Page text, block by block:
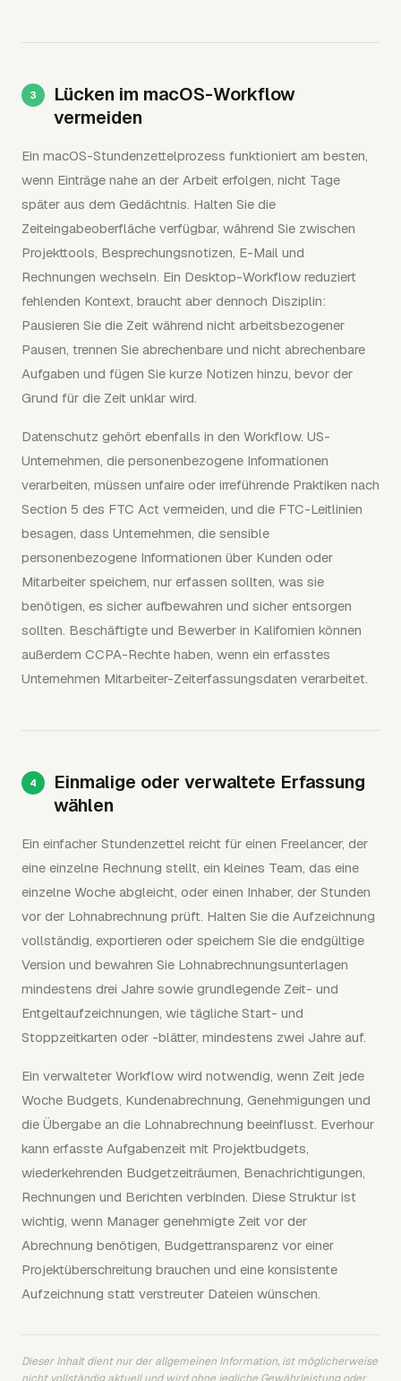
Lücken im macOS-Workflow
vermeiden
Ein macOS-Stundenzettelprozess funktioniert am besten,
wenn Einträge nahe an der Arbeit erfolgen, nicht Tage
später aus dem Gedächtnis. Halten Sie die
Zeiteingabeoberfläche verfügbar, während Sie zwischen
Projekttools, Besprechungsnotizen, E-Mail und
Rechnungen wechseln. Ein Desktop-Workflow reduziert
fehlenden Kontext, braucht aber dennoch Disziplin:
Pausieren Sie die Zeit während nicht arbeitsbezogener
Pausen, trennen Sie abrechenbare und nicht abrechenbare
Aufgaben und fügen Sie kurze Notizen hinzu, bevor der
Grund für die Zeit unklar wird.
Datenschutz gehört ebenfalls in den Workflow. US-
Unternehmen, die personenbezogene Informationen
verarbeiten, müssen unfaire oder irreführende Praktiken nach
Section 5 des FTC Act vermeiden, und die FTC-Leitlinien
besagen, dass Unternehmen, die sensible
personenbezogene Informationen über Kunden oder
Mitarbeiter speichern, nur erfassen sollten, was sie
benötigen, es sicher aufbewahren und sicher entsorgen
sollten. Beschäftigte und Bewerber in Kalifornien können
außerdem CCPA-Rechte haben, wenn ein erfasstes
Unternehmen Mitarbeiter-Zeiterfassungsdaten verarbeitet.
Einmalige oder verwaltete Erfassung
wählen
Ein einfacher Stundenzettel reicht für einen Freelancer, der
eine einzelne Rechnung stellt, ein kleines Team, das eine
einzelne Woche abgleicht, oder einen Inhaber, der Stunden
vor der Lohnabrechnung prüft. Halten Sie die Aufzeichnung
vollständig, exportieren oder speichern Sie die endgültige
Version und bewahren Sie Lohnabrechnungsunterlagen
mindestens drei Jahre sowie grundlegende Zeit- und
Entgeltaufzeichnungen, wie tägliche Start- und
Stoppzeitkarten oder -blätter, mindestens zwei Jahre auf.
Ein verwalteter Workflow wird notwendig, wenn Zeit jede
Woche Budgets, Kundenabrechnung, Genehmigungen und
die Übergabe an die Lohnabrechnung beeinflusst. Everhour
kann erfasste Aufgabenzeit mit Projektbudgets,
wiederkehrenden Budgetzeiträumen, Benachrichtigungen,
Rechnungen und Berichten verbinden. Diese Struktur ist
wichtig, wenn Manager genehmigte Zeit vor der
Abrechnung benötigen, Budgettransparenz vor einer
Projektüberschreitung brauchen und eine konsistente
Aufzeichnung statt verstreuter Dateien wünschen.
Dieser Inhalt dient nur der allgemeinen Information, ist möglicherweise
nicht vollständig aktuell und wird ohne jegliche Gewährleistung oder